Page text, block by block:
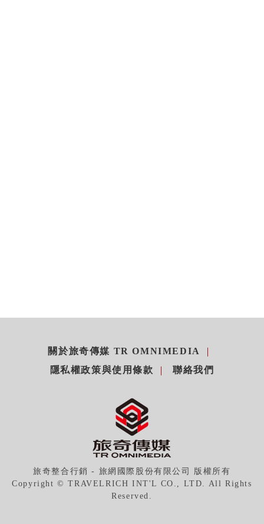
關於旅奇傳媒 TR OMNIMEDIA
隱私權政策與使用條款
聯絡我們
旅奇整合行銷 - 旅網國際股份有限公司 版權所有
Copyright © TRAVELRICH INT'L CO., LTD. All Rights
Reserved.